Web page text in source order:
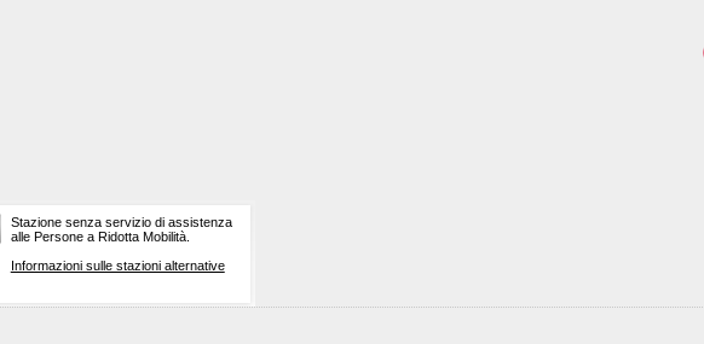
Stazione senza servizio di assistenza
alle Persone a Ridotta Mobilità.
Informazioni sulle stazioni alternative